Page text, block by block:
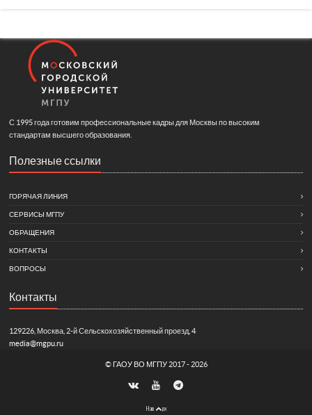
С 1995 года готовим профессиональные кадры для Москвы по высоким
стандартам высшего образования.
Полезные ссылки
ГОРЯЧАЯ ЛИНИЯ
СЕРВИСЫ МГПУ
ОБРАЩЕНИЯ
КОНТАКТЫ
ВОПРОСЫ
Контакты
129226, Москва, 2-й Сельскохозяйственный проезд, 4
media@mgpu.ru
© ГАОУ ВО МГПУ 2017 - 2026
Нав рх